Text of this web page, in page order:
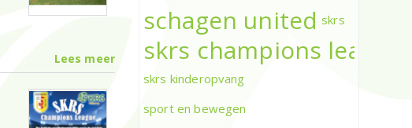
Lees meer
schagen united skrs
skrs champions league
skrs kinderopvang
sport en bewegen